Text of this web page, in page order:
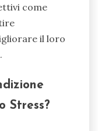
come
il loro
Stress?